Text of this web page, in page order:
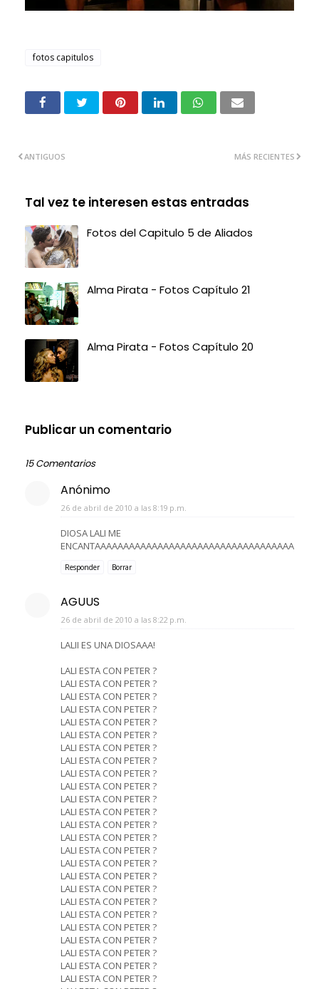
fotos capitulos
MÁS RECIENTES
ANTIGUOS
Tal vez te interesen estas entradas
Fotos del Capitulo 5 de Aliados
Alma Pirata - Fotos Capítulo 21
Alma Pirata - Fotos Capítulo 20
Publicar un comentario
15 Comentarios
Anónimo
26 de abril de 2010 a las 8:19 p.m.
DIOSA LALI ME
ENCANTAAAAAAAAAAAAAAAAAAAAAAAAAAAAAAAAAAAAA
Responder Borrar
AGUUS
26 de abril de 2010 a las 8:22 p.m.
LALII ES UNA DIOSAAA!
LALI ESTA CON PETER ?
LALI ESTA CON PETER ?
LALI ESTA CON PETER ?
LALI ESTA CON PETER ?
LALI ESTA CON PETER ?
LALI ESTA CON PETER ?
LALI ESTA CON PETER ?
LALI ESTA CON PETER ?
LALI ESTA CON PETER ?
LALI ESTA CON PETER ?
LALI ESTA CON PETER ?
LALI ESTA CON PETER ?
LALI ESTA CON PETER ?
LALI ESTA CON PETER ?
LALI ESTA CON PETER ?
LALI ESTA CON PETER ?
LALI ESTA CON PETER ?
LALI ESTA CON PETER ?
LALI ESTA CON PETER ?
LALI ESTA CON PETER ?
LALI ESTA CON PETER ?
LALI ESTA CON PETER ?
LALI ESTA CON PETER ?
LALI ESTA CON PETER ?
LALI ESTA CON PETER ?